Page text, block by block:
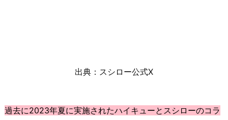
出典：スシロー公式X
過去に2023年夏に実施されたハイキューとスシローのコラ